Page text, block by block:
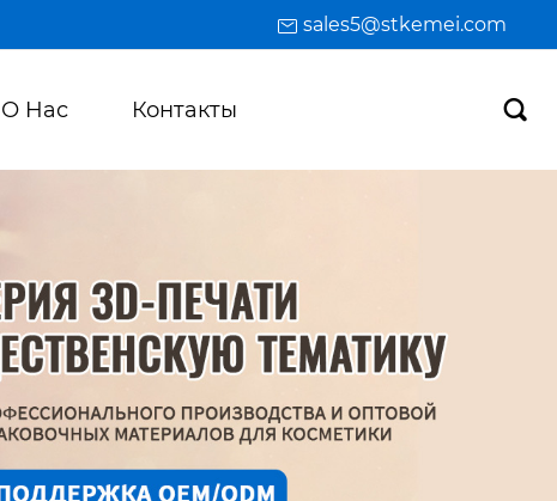
sales5@stkemei.com
О Hас Контакты 